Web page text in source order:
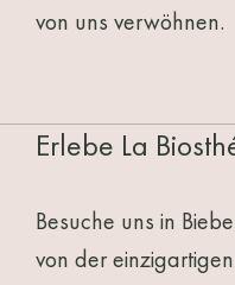
von uns verwöhnen.
Erlebe La
Besuche uns in
von der